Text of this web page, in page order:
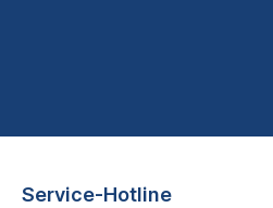
Service-Hotline